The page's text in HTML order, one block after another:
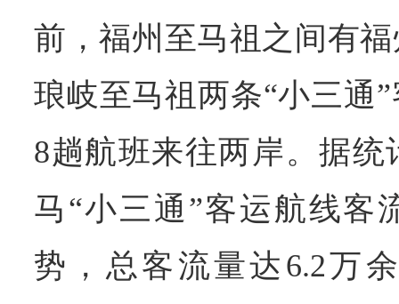
前，福州至马祖之间有
琅岐至马祖两条“小三通
8趟航班来往两岸。据
马“小三通”客运航线客
势，总客流量达6.2万